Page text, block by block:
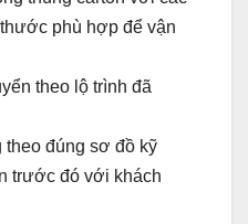
phù hợp để vận
theo lộ trình đã
theo đúng sơ đồ kỹ
trước đó với khách